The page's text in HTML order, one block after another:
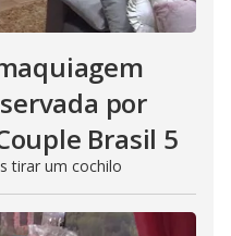
por
Brasil 5
tirar um cochilo